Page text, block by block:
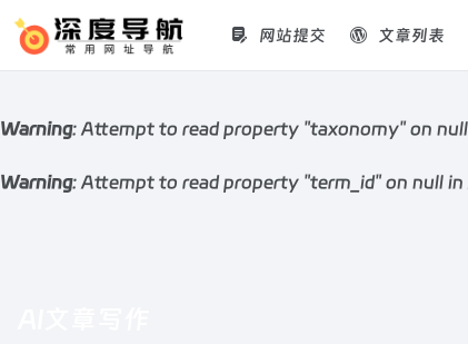
Warning: Attempt to read property "taxonomy" on
Warning: Attempt to read property "term_id" on null in
网站提交 文章列表